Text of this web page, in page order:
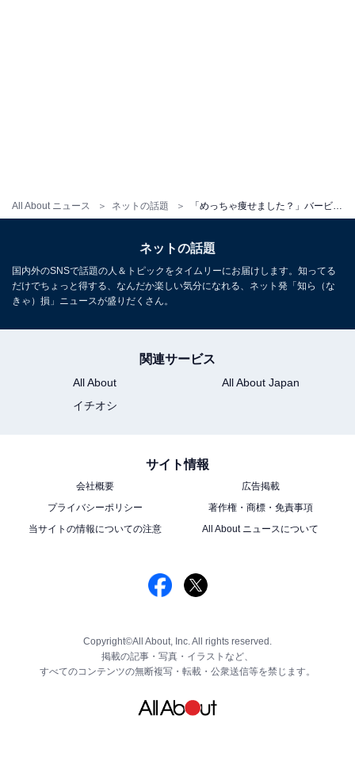
All About ニュース ネットの話題
ネットの話題
国内外のSNSで話題の人＆トピックをタイムリーにお届けします。知ってる
だけでちょっと得する、なんだか楽しい気分になれる、ネット発「知ら（な
きゃ）損」ニュースが盛りだくさん。
関連サービス
All About
All About Japan
イチオシ
サイト情報
会社概要
広告掲載
プライバシーポリシー
著作権・商標・免責事項
当サイトの情報についての注意
All About ニュースについて
Copyright©All About, Inc. All rights reserved.
掲載の記事・写真・イラストなど、
すべてのコンテンツの無断複写・転載・公衆送信等を禁じます。